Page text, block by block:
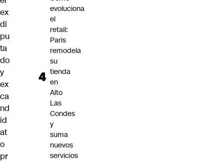
ex
di
pu
ta
do
y
ex
ca
nd
id
at
o
pr
evoluciona
el
retail:
Paris
remodela
su
tienda
en
Alto
Las
Condes
y
suma
nuevos
servicios